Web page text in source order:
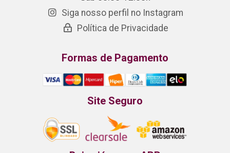
Siga nosso perfil no Instagram
Política de Privacidade
Formas de Pagamento
Site Seguro